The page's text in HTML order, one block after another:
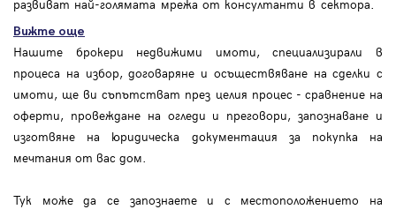
развиват най-голямата мрежа от консултанти в сектора.
Вижте още
Нашите брокери недвижими имоти, специализирали в
процеса на избор, договаряне и осъществяване на сделки с
имоти, ще ви съпътстват през целия процес - сравнение на
оферти, провеждане на огледи и преговори, запознаване и
изготвяне на юридическа документация за покупка на
мечтания от вас дом.
Тук може да се запознаете и с местоположението на